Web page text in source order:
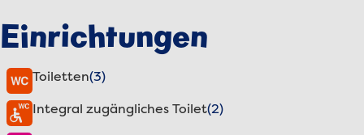
Einrichtungen
Toiletten(3)
Integral zugängliches Toilet(2)